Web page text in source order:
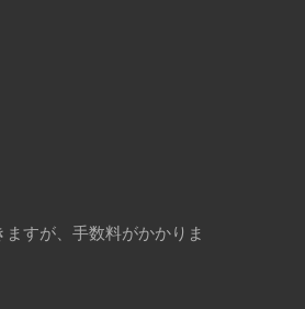
すが、手数料がかかりま